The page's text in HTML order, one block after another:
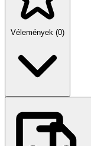
Vélemények (0)